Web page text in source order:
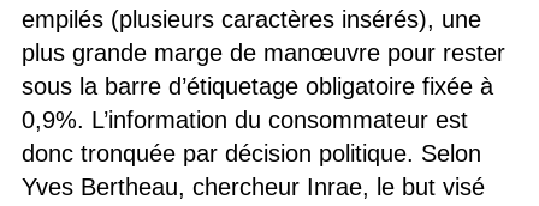
empilés (plusieurs caractères insérés), une
plus grande marge de manœuvre pour rester
sous la barre d’étiquetage obligatoire fixée à
0,9%. L’information du consommateur est
donc tronquée par décision politique. Selon
Yves Bertheau, chercheur Inrae, le but visé